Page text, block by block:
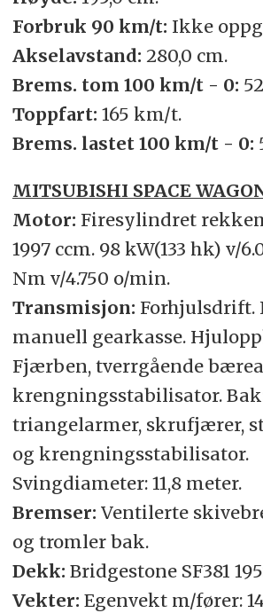
Forbruk 90 km/t: Ikke
Akselavstand: 280,0 cm.
Brems. tom 100 km/t - 0:
Toppfart: 165 km/t.
Brems. lastet 100 km/t - 0:
MITSUBISHI SPACE
Motor: Firesylindret
1997 ccm. 98 kW(133 hk) v/
Nm v/4.750 o/min.
Transmisjon: Forhjulsdrift.
manuell gearkasse.
Fjærben, tverrgående
krengningsstabilisator.
triangelarmer, skrufjærer,
og krengningsstabilisator.
Svingdiameter: 11,8 meter.
Bremser: Ventilerte
og tromler bak.
Dekk: Bridgestone SF381
Vekter: Egenvekt m/fører: